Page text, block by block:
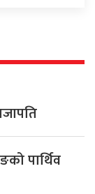
पार्थिव